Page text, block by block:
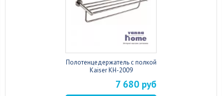
Полотенцедержатель с полкой
Kaiser KH-2009
7 680 руб